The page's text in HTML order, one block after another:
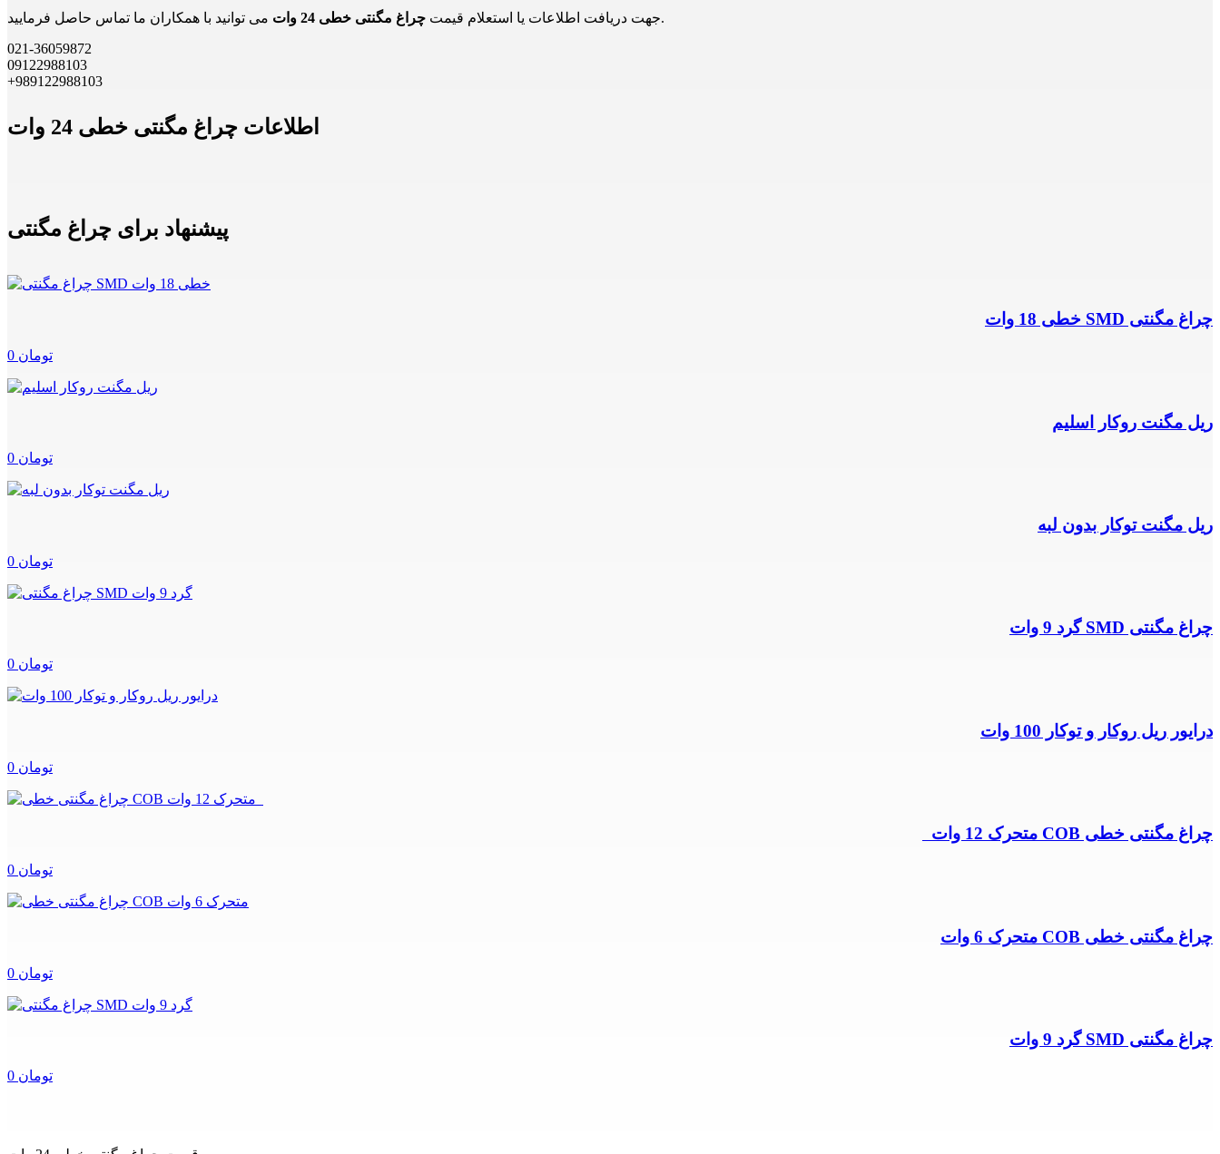
جهت دریافت اطلاعات یا استعلام قیمت چراغ مگنتی خطی 24 وات
می توانید با همکاران ما تماس حاصل فرمایید.
021-36059872
09122988103
+989122988103
اطلاعات چراغ مگنتی خطی 24 وات
پیشنهاد برای چراغ مگنتی
چراغ مگنتی SMD خطی 18 وات
0 تومان
ریل مگنت روکار اسلیم
0 تومان
ریل مگنت توکار بدون لبه
0 تومان
چراغ مگنتی SMD گرد 9 وات
0 تومان
درایور ریل روکار و توکار 100 وات
0 تومان
چراغ مگنتی خطی COB متحرک 12 وات
0 تومان
چراغ مگنتی خطی COB متحرک 6 وات
0 تومان
چراغ مگنتی SMD گرد 9 وات
0 تومان